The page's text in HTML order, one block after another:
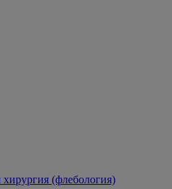
хирургия (флебология)